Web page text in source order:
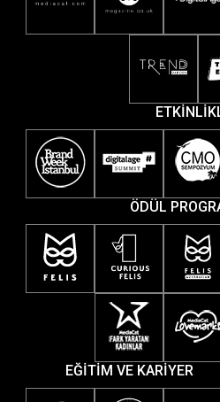
ÖDÜL
EĞİTİM VE KARİYER